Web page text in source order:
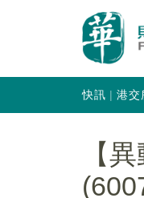
快訊 港交
【